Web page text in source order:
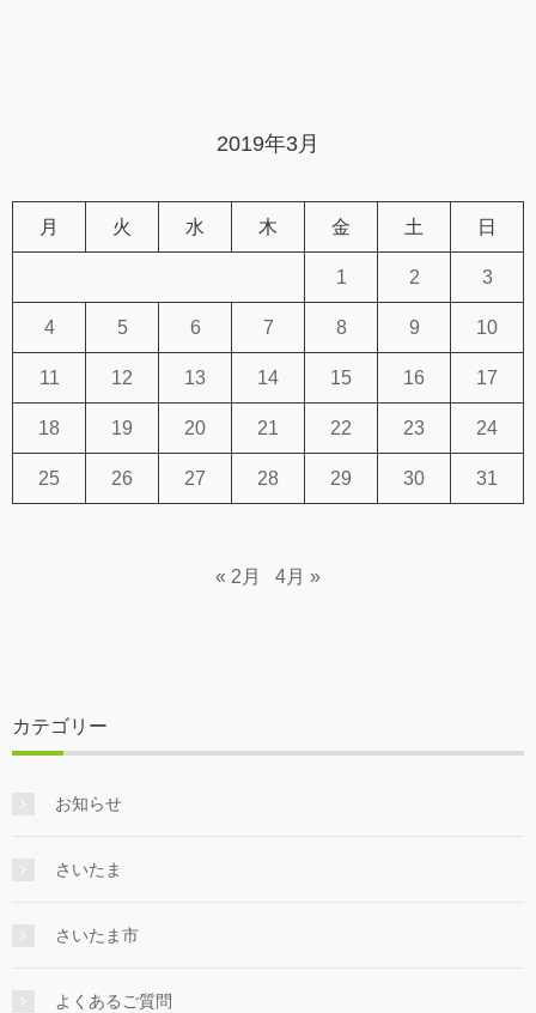
2019年3月
月 火 水 木 金 土 日
1 2 3
4 5 6 7 8 9 10
11 12 13 14 15 16 17
18 19 20 21 22 23 24
25 26 27 28 29 30 31
« 2月 4月 »
カテゴリー
お知らせ
さいたま
さいたま市
よくあるご質問